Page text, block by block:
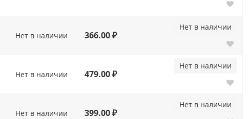
Нет в наличии 366.00 ₽
Нет в наличии
Нет в наличии 479.00 ₽
Нет в наличии
Нет в наличии 399.00 ₽
Нет в наличии